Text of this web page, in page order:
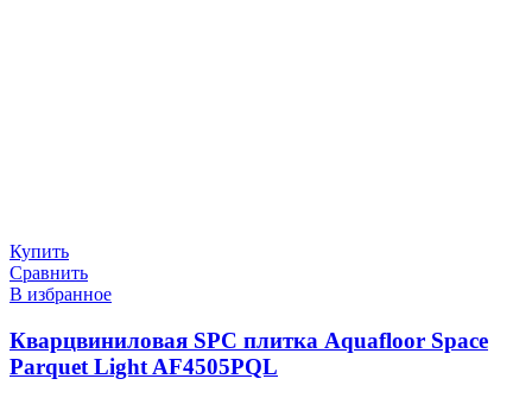
Купить
Сравнить
В избранное
Кварцвиниловая SPC плитка Aquafloor Space
Parquet Light AF4505PQL